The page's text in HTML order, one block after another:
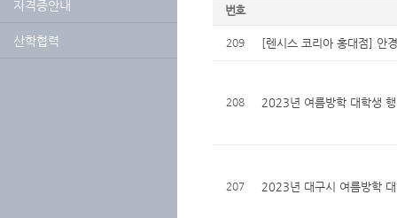
자격증안내
산학협력
번호
209 [렌시스 코리아 홍대점] 안
208 2023년 여름방학 대학생
207 2023년 대구시 여름방학